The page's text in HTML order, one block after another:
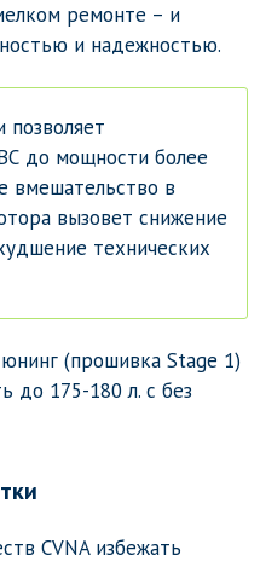
ремонте – и
и надежностью.
позволяет
до мощности более
вмешательство в
вызовет снижение
технических
(прошивка Stage 1)
до 175-180 л. с без
CVNA избежать